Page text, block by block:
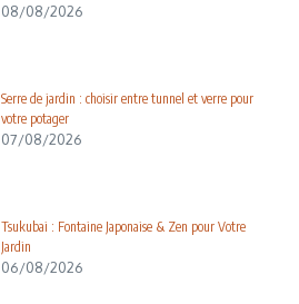
08/08/2026
Serre de jardin : choisir entre tunnel et verre pour
votre potager
07/08/2026
Tsukubai : Fontaine Japonaise & Zen pour Votre
Jardin
06/08/2026